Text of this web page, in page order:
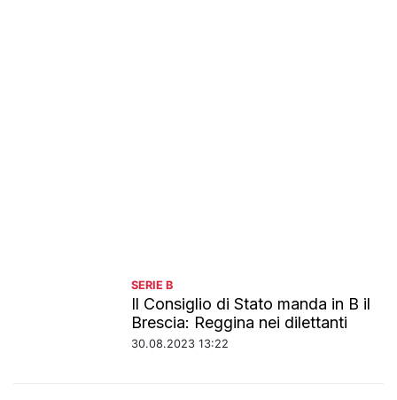
SERIE B
Il Consiglio di Stato manda in B il
Brescia: Reggina nei dilettanti
30.08.2023 13:22